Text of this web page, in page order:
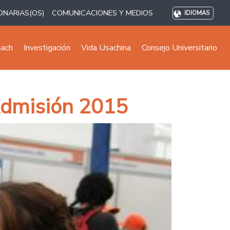
COMUNICACIONES Y MEDIOS IDIOMAS
Investigación Vida Usachina Consejo Universitario
2015